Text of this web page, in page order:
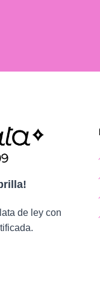
de ley con